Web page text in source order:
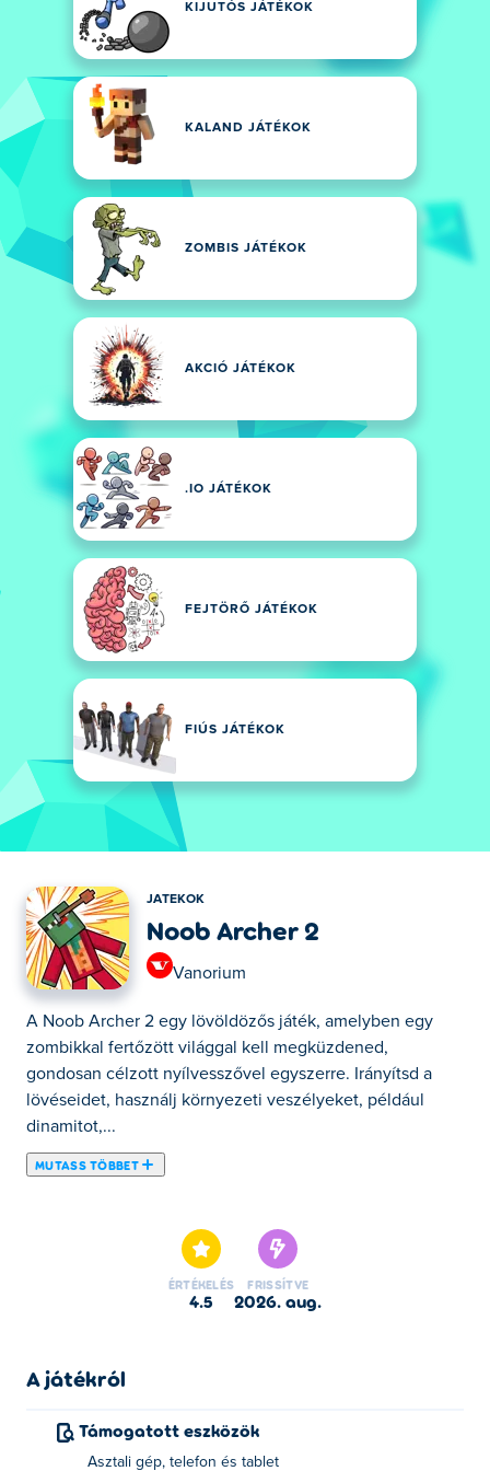
KIJUTÓS JÁTÉKOK
KALAND JÁTÉKOK
ZOMBIS JÁTÉKOK
AKCIÓ JÁTÉKOK
.IO JÁTÉKOK
FEJTÖRŐ JÁTÉKOK
FIÚS JÁTÉKOK
JATEKOK
Noob Archer 2
Vanorium
A Noob Archer 2 egy lövöldözős játék, amelyben egy
zombikkal fertőzött világgal kell megküzdened,
gondosan célzott nyílvesszővel egyszerre. Irányítsd a
lövéseidet, használj környezeti veszélyeket, például
dinamitot,...
MUTASS TÖBBET
gondosan célzott nyílvesszővel egyszerre. Irányítsd a
lövéseidet, használj környezeti veszélyeket, például
dinamitot, hogy láncgyilkosságokat hajts végre, és találd
az ellenség, minden lövésnek számítania kell – ezért
mindegyiken?
ÉRTÉKELÉS
4.5
FRISSÍTVE
2026. aug.
A játékról
Támogatott eszközök
Asztali gép, telefon és tablet